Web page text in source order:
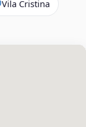
Vila Cristina